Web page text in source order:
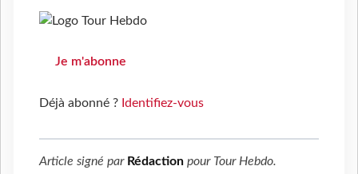
Je m'abonne
Déjà abonné ? Identifiez-vous
Article signé par Rédaction pour Tour Hebdo.